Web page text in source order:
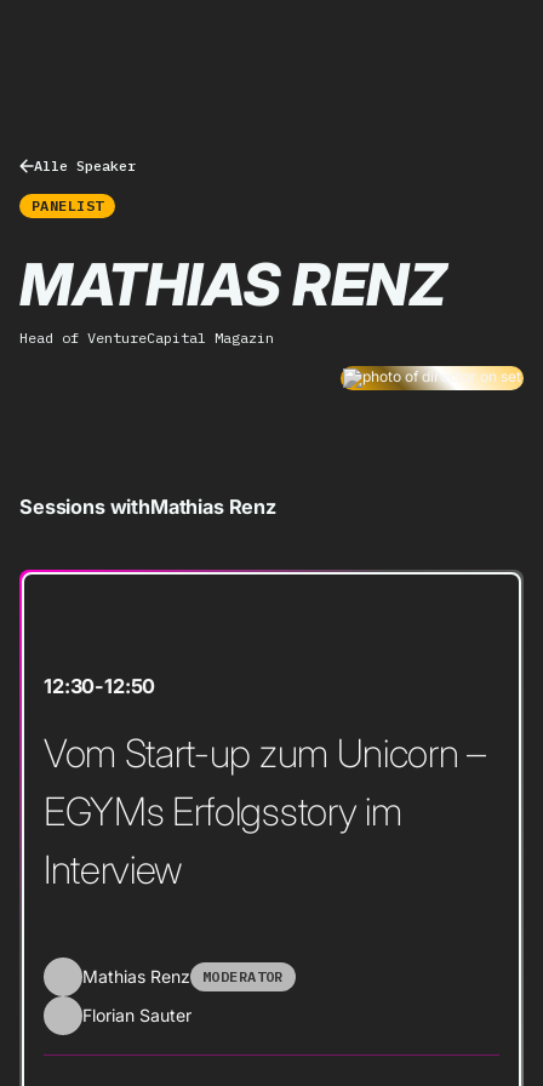
Alle Speaker
PANELIST
MATHIAS RENZ
Head of VentureCapital Magazin
Sessions withMathias Renz
12:30-12:50
Vom Start-up zum Unicorn –
EGYMs Erfolgsstory im
Interview
Mathias Renz MODERATOR
Florian Sauter